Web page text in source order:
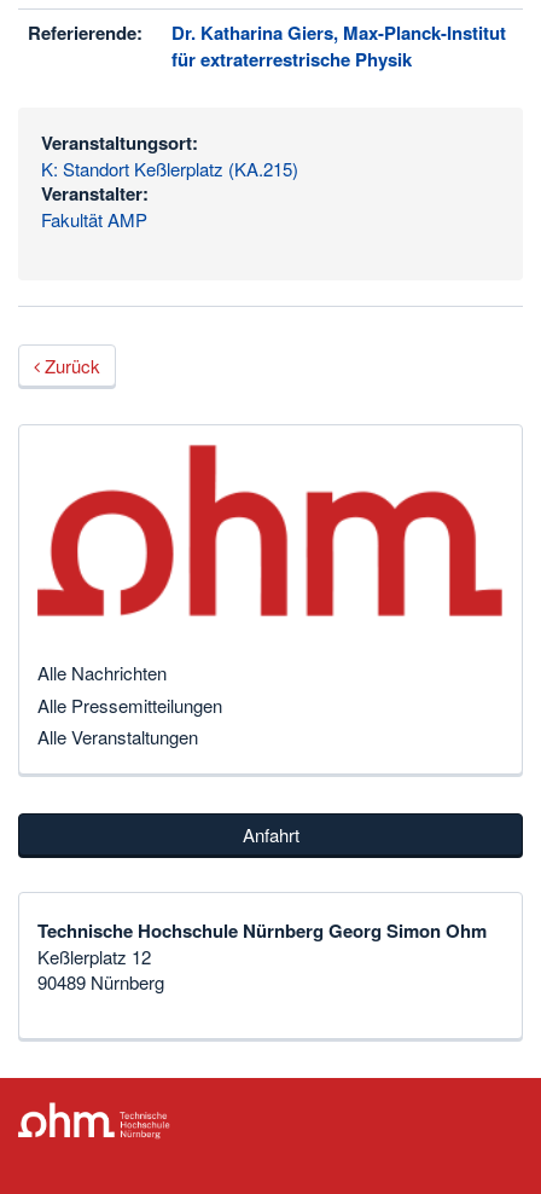
Referierende:
Dr. Katharina Giers, Max-Planck-Institut
für extraterrestrische Physik
Veranstaltungsort:
K: Standort Keßlerplatz (KA.215)
Veranstalter:
Fakultät AMP
Zurück
Alle Nachrichten
Alle Pressemitteilungen
Alle Veranstaltungen
Anfahrt
Technische Hochschule Nürnberg Georg Simon Ohm
Keßlerplatz 12
90489 Nürnberg